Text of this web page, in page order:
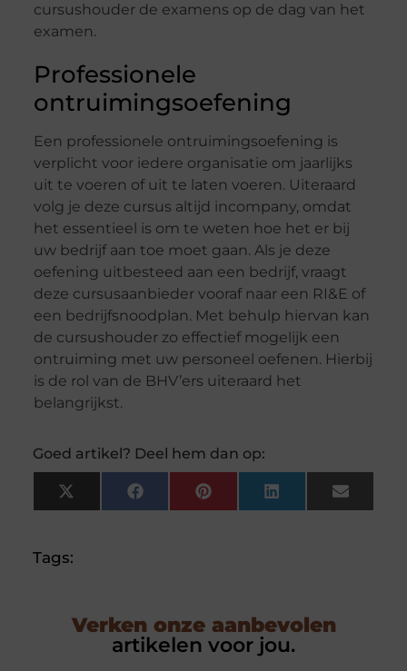
cursushouder de examens op de dag van het
examen.
Professionele
ontruimingsoefening
Een professionele ontruimingsoefening is
verplicht voor iedere organisatie om jaarlijks
uit te voeren of uit te laten voeren. Uiteraard
volg je deze cursus altijd incompany, omdat
het essentieel is om te weten hoe het er bij
uw bedrijf aan toe moet gaan. Als je deze
oefening uitbesteed aan een bedrijf, vraagt
deze cursusaanbieder vooraf naar een RI&E of
een bedrijfsnoodplan. Met behulp hiervan kan
de cursushouder zo effectief mogelijk een
ontruiming met uw personeel oefenen. Hierbij
is de rol van de BHV’ers uiteraard het
belangrijkst.
Goed artikel? Deel hem dan op:
X
(Twitter)
FacebookPinterestLinkedInEmail
Tags:
Verken onze aanbevolen
artikelen voor jou.